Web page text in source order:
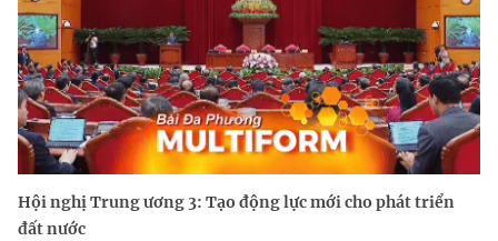
Hội nghị Trung ương 3: Tạo động lực mới cho phát triển
đất nước